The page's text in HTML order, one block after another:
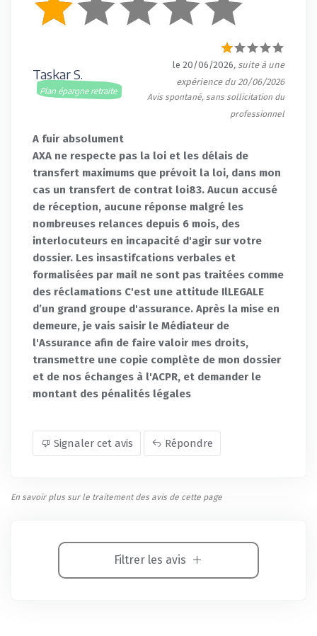
Taskar S.
Plan épargne retraite
le 20/06/2026, suite à une
expérience du 20/06/2026
Avis spontané, sans sollicitation du
professionnel
A fuir absolument
AXA ne respecte pas la loi et les délais de
transfert maximums que prévoit la loi, dans mon
cas un transfert de contrat loi83. Aucun accusé
de réception, aucune réponse malgré les
nombreuses relances depuis 6 mois, des
interlocuteurs en incapacité d'agir sur votre
dossier. Les insastifcations verbales et
formalisées par mail ne sont pas traitées comme
des réclamations C'est une attitude IlLEGALE
d’un grand groupe d'assurance. Après la mise en
demeure, je vais saisir le Médiateur de
l'Assurance afin de faire valoir mes droits,
transmettre une copie complète de mon dossier
et de nos échanges à l'ACPR, et demander le
montant des pénalités légales
Signaler cet avis Répondre
En savoir plus sur le traitement des avis de cette page
Filtrer les avis